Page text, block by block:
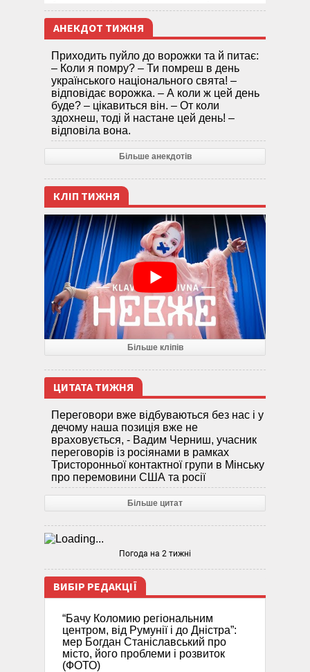
АНЕКДОТ ТИЖНЯ
Приходить пуйло до ворожки та й питає:
– Коли я помру? – Ти помреш в день
українського національного свята! –
відповідає ворожка. – А коли ж цей день
буде? – цікавиться він. – От коли
здохнеш, тоді й настане цей день! –
відповіла вона.
Більше анекдотів
КЛІП ТИЖНЯ
Більше кліпів
ЦИТАТА ТИЖНЯ
Переговори вже відбуваються без нас і у
дечому наша позиція вже не
враховується, - Вадим Черниш, учасник
переговорів із росіянами в рамках
Тристоронньої контактної групи в Мінську
про перемовини США та росії
Більше цитат
Погода на 2 тижні
ВИБІР РЕДАКЦІЇ
“Бачу Коломию регіональним
центром, від Румунії і до Дністра”:
мер Богдан Станіславський про
місто, його проблеми і розвиток
(ФОТО)